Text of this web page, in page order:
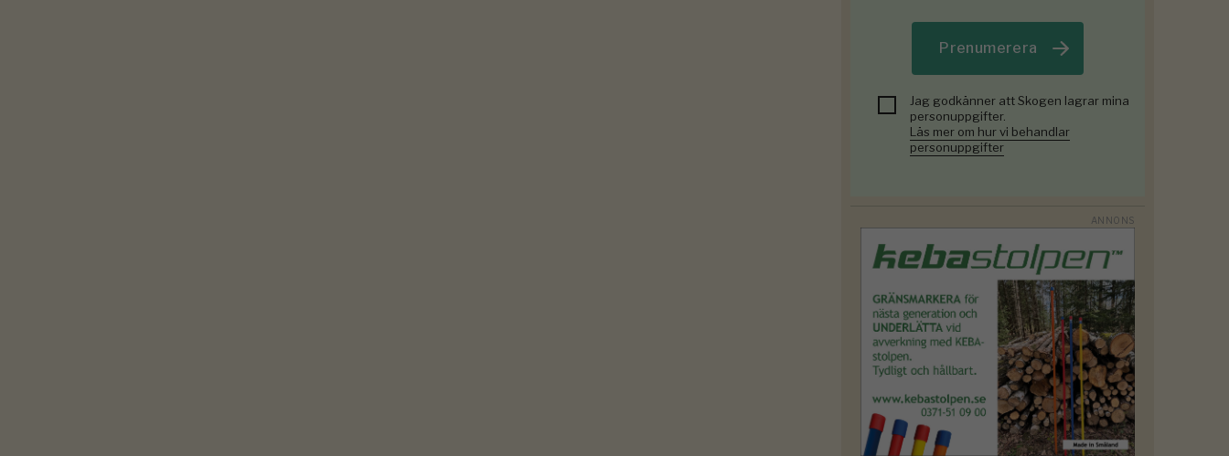
Prenumerera
Jag godkänner att Skogen lagrar mina
personuppgifter.
Läs mer om hur vi behandlar
personuppgifter